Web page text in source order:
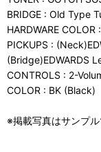
BRIDGE : Old Type
HARDWARE COLOR
PICKUPS :
(Bridge)EDWARDS
CONTROLS : 2-
COLOR : BK (Black)
※掲載写真はサンプル